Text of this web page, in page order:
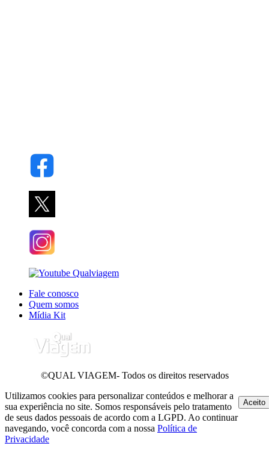
Fale conosco
Quem somos
Mídia Kit
©QUAL VIAGEM- Todos os direitos reservados
Utilizamos cookies para personalizar conteúdos e melhorar a
sua experiência no site. Somos responsáveis pelo tratamento
de seus dados pessoais de acordo com a LGPD. Ao continuar
navegando, você concorda com a nossa Política de
Privacidade
Aceito